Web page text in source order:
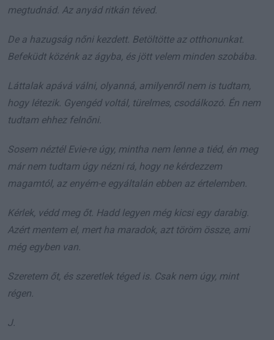
megtudnád. Az anyád ritkán téved.
De a hazugság nőni kezdett. Betöltötte az otthonunkat.
Befeküdt közénk az ágyba, és jött velem minden szobába.
Láttalak apává válni, olyanná, amilyenről nem is tudtam,
hogy létezik. Gyengéd voltál, türelmes, csodálkozó. Én nem
tudtam ehhez felnőni.
Sosem néztél Evie-re úgy, mintha nem lenne a tiéd, én meg
már nem tudtam úgy nézni rá, hogy ne kérdezzem
magamtól, az enyém-e egyáltalán ebben az értelemben.
Kérlek, védd meg őt. Hadd legyen még kicsi egy darabig.
Azért mentem el, mert ha maradok, azt töröm össze, ami
még egyben van.
Szeretem őt, és szeretlek téged is. Csak nem úgy, mint
régen.
J.